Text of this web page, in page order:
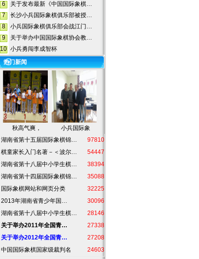
6
关于发布最新《中国国际象棋…
7
长沙小兵国际象棋俱乐部被授…
8
小兵国际象棋俱乐部会战江门…
9
关于举办中国国际象棋协会教…
10 小兵勇闯李成智杯
热门新闻
秋高气爽，
小兵国际象
湖南省第十五届国际象棋锦…
97810
棋童家长入门名著－＜波尔…
54447
湖南省第十八届中小学生棋…
38394
湖南省第十四届国际象棋锦…
35088
国际象棋网站和网页分类
32225
2013年湖南省青少年国…
30096
湖南省第十八届中小学生棋…
28146
关于举办2011年全国青…
27338
关于举办2012年全国青…
27208
中国国际象棋国家级裁判名
24603